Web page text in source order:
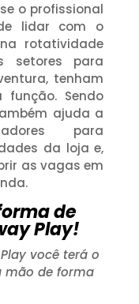
o profissional
lidar com o
rotatividade
setores para
tenham
Sendo
ajuda a
para
da loja e,
as vagas em
de
Play!
você terá o
mão de forma